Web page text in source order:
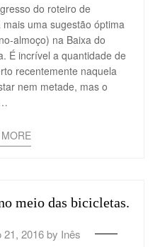
do roteiro de
uma sugestão óptima
almoço) na Baixa do
É incrível a quantidade de
recentemente naquela
nem metade, mas o
meio das bicicletas.
21, 2016 by Inês